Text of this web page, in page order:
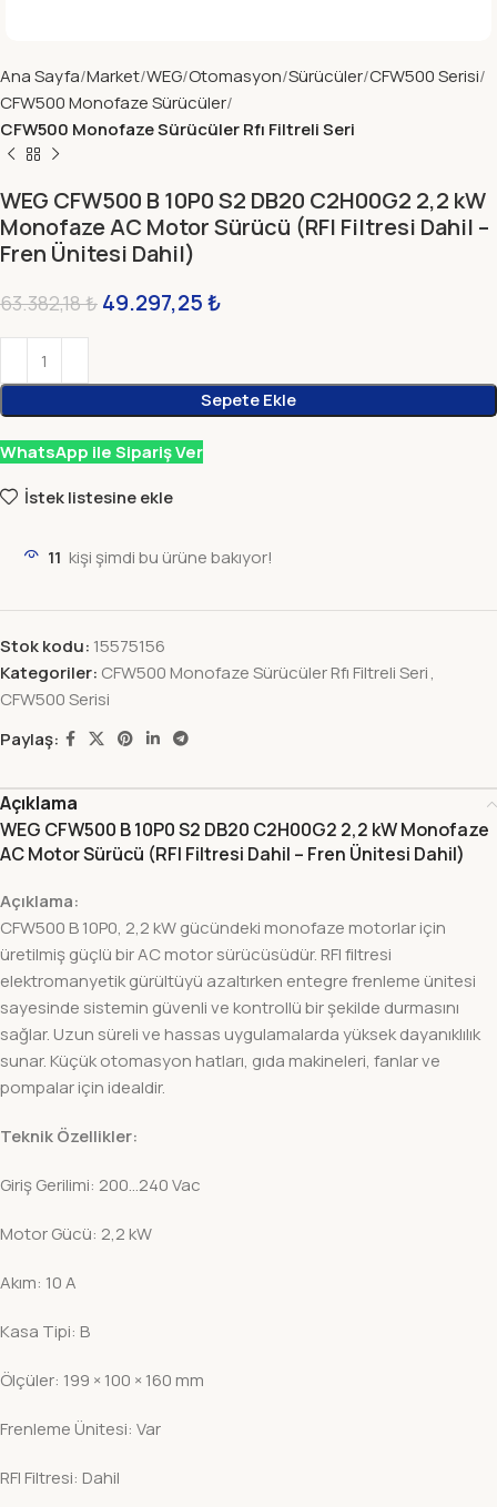
Ana Sayfa Market WEG Otomasyon Sürücüler CFW500 Serisi
CFW500 Monofaze Sürücüler
CFW500 Monofaze Sürücüler Rfı Filtreli Seri
WEG CFW500 B 10P0 S2 DB20 C2H00G2 2,2 kW
Monofaze AC Motor Sürücü (RFI Filtresi Dahil –
Fren Ünitesi Dahil)
63.382,18₺ 49.297,25₺
Sepete Ekle
WhatsApp ile Sipariş Ver
İstek listesine ekle
11 kişi şimdi bu ürüne bakıyor!
Stok kodu: 15575156
Kategoriler: CFW500 Monofaze Sürücüler Rfı Filtreli Seri,
CFW500 Serisi
Paylaş:
Açıklama
WEG CFW500 B 10P0 S2 DB20 C2H00G2 2,2 kW Monofaze
AC Motor Sürücü (RFI Filtresi Dahil – Fren Ünitesi Dahil)
Açıklama:
CFW500 B 10P0, 2,2 kW gücündeki monofaze motorlar için
üretilmiş güçlü bir AC motor sürücüsüdür. RFI filtresi
elektromanyetik gürültüyü azaltırken entegre frenleme ünitesi
sayesinde sistemin güvenli ve kontrollü bir şekilde durmasını
sağlar. Uzun süreli ve hassas uygulamalarda yüksek dayanıklılık
sunar. Küçük otomasyon hatları, gıda makineleri, fanlar ve
pompalar için idealdir.
Teknik Özellikler:
Giriş Gerilimi: 200…240 Vac
Motor Gücü: 2,2 kW
Akım: 10 A
Kasa Tipi: B
Ölçüler: 199 × 100 × 160 mm
Frenleme Ünitesi: Var
RFI Filtresi: Dahil